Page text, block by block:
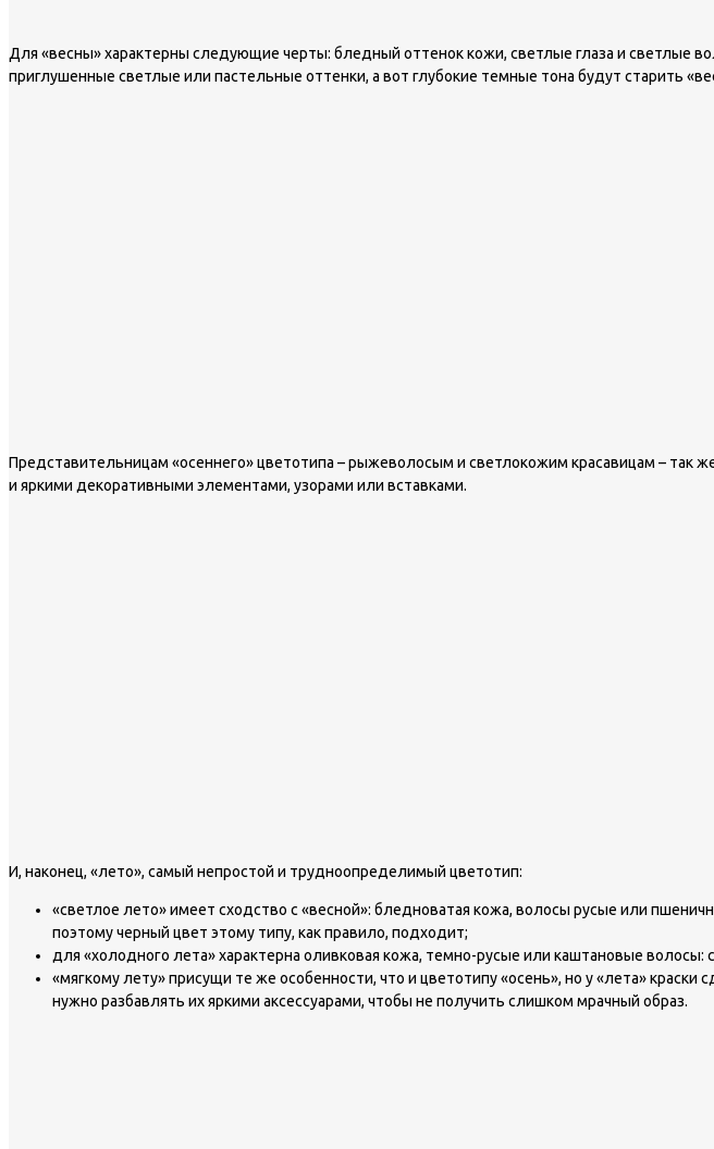
Для «весны» характерны следующие черты: бледный оттенок кожи, светлые глаза и светлые
приглушенные светлые или пастельные оттенки, а вот глубокие темные тона будут старить
Представительницам «осеннего» цветотипа – рыжеволосым и светлокожим красавицам – так
и яркими декоративными элементами, узорами или вставками.
И, наконец, «лето», самый непростой и трудноопределимый цветотип:
«светлое лето» имеет сходство с «весной»: бледноватая кожа, волосы русые или
поэтому черный цвет этому типу, как правило, подходит;
для «холодного лета» характерна оливковая кожа, темно-русые или каштановые
«мягкому лету» присущи те же особенности, что и цветотипу «осень», но у «лета»
нужно разбавлять их яркими аксессуарами, чтобы не получить слишком мрачный образ.